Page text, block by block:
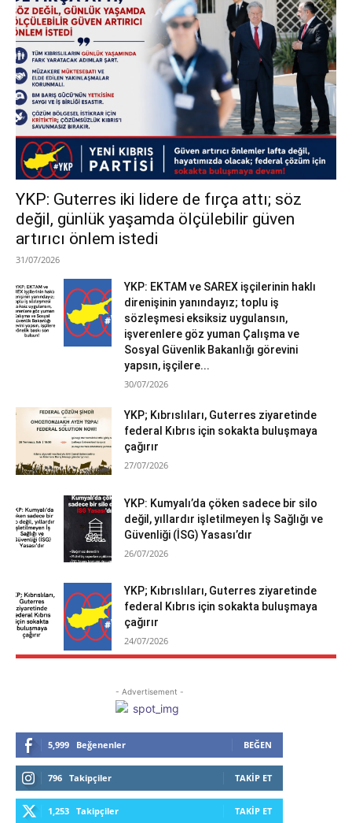
YKP: Guterres iki lidere de fırça attı; söz
değil, günlük yaşamda ölçülebilir güven
artırıcı önlem istedi
31/07/2026
YKP: EKTAM ve SAREX işçilerinin haklı
direnişinin yanındayız; toplu iş
sözleşmesi eksiksiz uygulansın,
işverenlere göz yuman Çalışma ve
Sosyal Güvenlik Bakanlığı görevini
yapsın, işçilere...
30/07/2026
YKP; Kıbrıslıları, Guterres ziyaretinde
federal Kıbrıs için sokakta buluşmaya
çağırır
27/07/2026
YKP: Kumyalı’da çöken sadece bir silo
değil, yıllardır işletilmeyen İş Sağlığı ve
Güvenliği (İSG) Yasası’dır
26/07/2026
YKP; Kıbrıslıları, Guterres ziyaretinde
federal Kıbrıs için sokakta buluşmaya
çağırır
24/07/2026
- Advertisement -
5,999 Beğenenler BEĞEN
796 Takipçiler TAKIP ET
1,253 Takipçiler TAKIP ET